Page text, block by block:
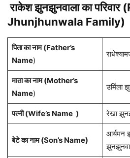
राकेश झुनझुनवालाका परिवार (
Jhunjhunwala Family)
पिता का नाम (Father’s
Name)
माता का नाम (Mother’s
Name)
उर्मिला
पत्नी(Wife’s Name ) रेखा
बेटे का नाम (Son’s Name)
आर्यमन